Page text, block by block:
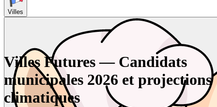
Villes
Villes Futures — Candidats
municipales 2026 et projections
climatiques